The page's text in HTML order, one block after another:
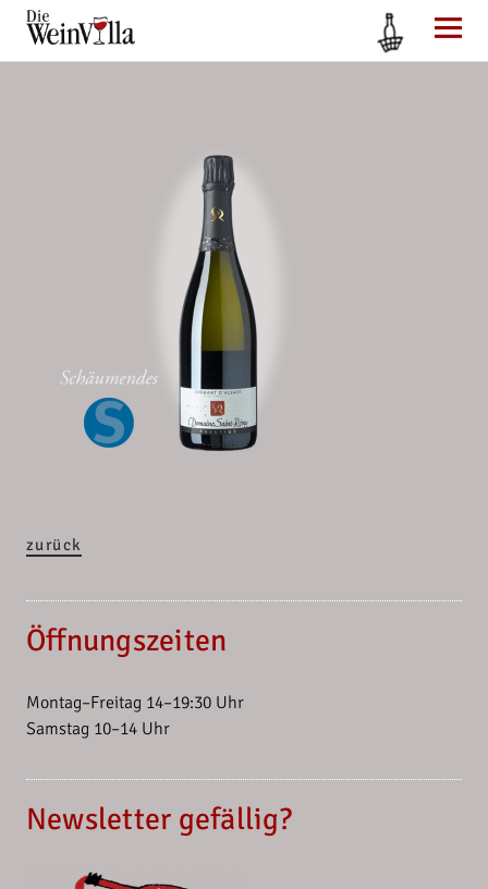
Die WeinVilla Duisburg
zurück
Öffnungszeiten
Montag–Freitag 14–19:30 Uhr
Samstag 10–14 Uhr
Newsletter gefällig?